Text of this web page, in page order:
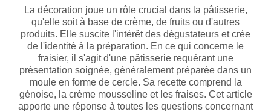
La décoration joue un rôle crucial dans la pâtisserie,
qu'elle soit à base de crème, de fruits ou d'autres
produits. Elle suscite l'intérêt des dégustateurs et crée
de l'identité à la préparation. En ce qui concerne le
fraisier, il s'agit d'une pâtisserie requérant une
présentation soignée, généralement préparée dans un
moule en forme de cercle. Sa recette comprend la
génoise, la crème mousseline et les fraises. Cet article
apporte une réponse à toutes les questions concernant